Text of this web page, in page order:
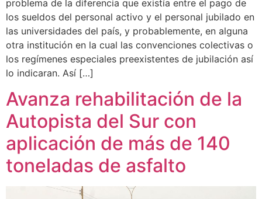
problema de la diferencia que existía entre el pago de
los sueldos del personal activo y el personal jubilado en
las universidades del país, y probablemente, en alguna
otra institución en la cual las convenciones colectivas o
los regímenes especiales preexistentes de jubilación así
lo indicaran. Así […]
Avanza rehabilitación de la
Autopista del Sur con
aplicación de más de 140
toneladas de asfalto